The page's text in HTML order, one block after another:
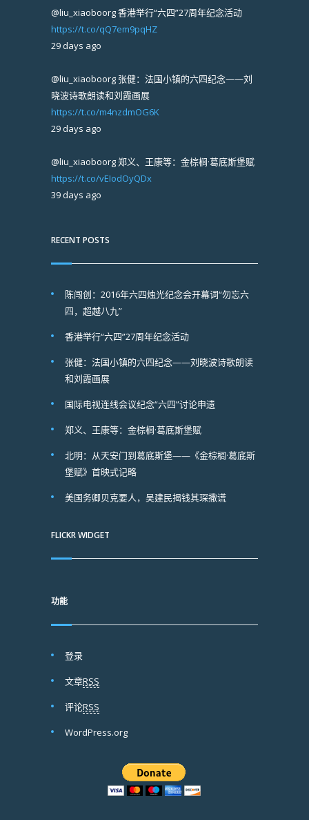
@liu_xiaoboorg香港举行“六四”27周年纪念活动
https://t.co/qQ7em9pqHZ
29 days ago
@liu_xiaoboorg 张健：法国小镇的六四纪念——刘
晓波诗歌朗读和刘霞画展
https://t.co/m4nzdmOG6K
29 days ago
@liu_xiaoboorg郑义、王康等：金棕榈·葛底斯堡赋
https://t.co/vEIodOyQDx
39 days ago
RECENT POSTS
陈闯创：2016年六四烛光纪念会开幕词“勿忘六
四，超越八九”
香港举行“六四”27周年纪念活动
张健：法国小镇的六四纪念——刘晓波诗歌朗读
和刘霞画展
国际电视连线会议纪念“六四”讨论申遗
郑义、王康等：金棕榈·葛底斯堡赋
北明：从天安门到葛底斯堡——《金棕榈·葛底斯
堡赋》首映式记略
美国务卿贝克要人，吴建民揭钱其琛撒谎
FLICKR WIDGET
功能
登录
文章RSS
评论RSS
WordPress.org